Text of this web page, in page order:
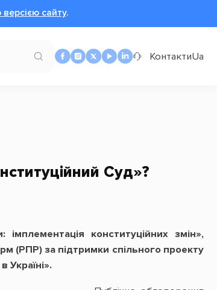
сайту.
КонтактиUa
Суд»?
конституційних змін»,
(РПР) за підтримки спільного проекту
Україні».